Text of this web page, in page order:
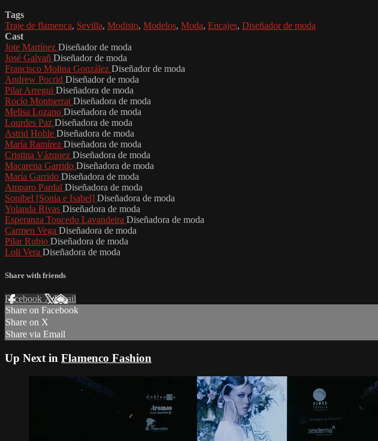
Tags
Traje de flamenca, Sevilla, Modisto, Modelos, Moda, Encajes, Diseñador de moda
Cast
Jote Martínez Diseñador de moda
José Galvañ Diseñador de moda
Francisco Molina González Diseñador de moda
Andrew Pocrid Diseñador de moda
Pilar Arregui Diseñadora de moda
Rocío Montserrat Diseñadora de moda
Melisa Lozano Diseñadora de moda
Lourdes Paz Diseñadora de moda
Astrid Hohle Diseñadora de moda
María Ramírez Diseñadora de moda
Cristina Vázquez Diseñadora de moda
Macarena Garrido Diseñadora de moda
María Garrido Diseñadora de moda
Amparo Pardal Diseñadora de moda
Sonibel [Sonia e Isabel] Diseñadora de moda
Yolanda Rivas Diseñadora de moda
Esperanza Toucedo Lavandeira Diseñadora de moda
Carmen Vega Diseñadora de moda
Pilar Rubio Diseñadora de moda
Loli Vera Diseñadora de moda
Share with friends
Facebook XEmail
Share on Facebook
Share on X
Share via Email
Up Next in Flamenco Fashion